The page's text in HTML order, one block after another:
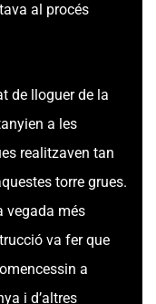
al procés
de lloguer de la
a les
realitzaven tan
torre grues.
vegada més
va fer que
a
i d’altres